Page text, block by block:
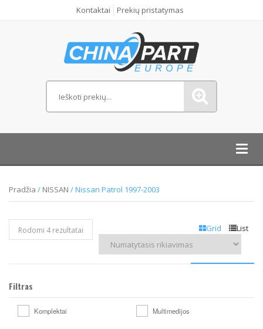
Kontaktai Prekių pristatymas
Pradžia / NISSAN / Nissan Patrol 1997-2003
Grid List
Rodomi 4 rezultatai
Filtras
Komplektai Multimedijos